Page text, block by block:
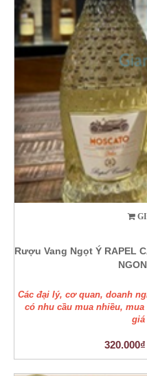
Rượu Vang Ngọt Ý RAPEL
Các đại lý, cơ quan, doanh
có nhu cầu mua nhiều,
giá
320.000₫